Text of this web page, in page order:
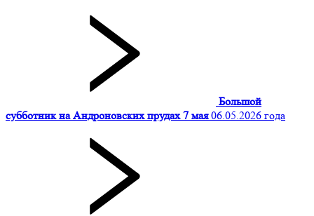
Большой
субботник на Андроновских прудах 7 мая 06.05.2026 года